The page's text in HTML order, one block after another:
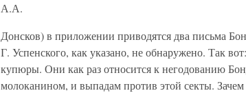
А.А.
Донсков) в приложении приводятся два письма
Г. Успенского, как указано, не обнаружено. Так
купюры. Они как раз относится к негодованию
молоканином, и выпадам против этой секты.